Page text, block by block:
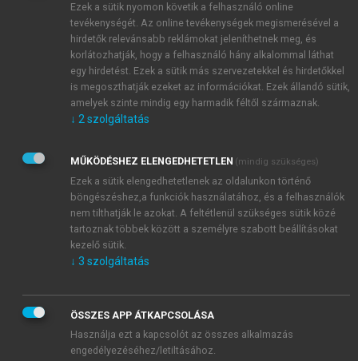
JELSZÓ ÚJRA
Kérek értesítést a MeRSZ újdonságairól, akcióiról.
Kérek értesítést az Akadémiai Kiadó Zrt. újdonságairól,
Adatkezelési tájékoztatóbanfoglaltakat tudomásul
veszem és elfogadom.
Általános vásárlási feltételeket, valamint a szotar.netés a
mersz.huoldalak licencszerződéseiben foglaltakat
tudomásul veszem és elfogadom.
KIPRÓBÁLOM
Ezek a sütik nyomon követik a felhasználó online
tevékenységét. Az online tevékenységek megismerésével a
hirdetők relevánsabb reklámokat jeleníthetnek meg, és
korlátozhatják, hogy a felhasználó hány alkalommal láthat
egy hirdetést. Ezek a sütik más szervezetekkel és hirdetőkkel
is megoszthatják ezeket az információkat. Ezek állandó sütik,
amelyek szinte mindig egy harmadik féltől származnak.
↓ 2 szolgáltatás
MŰKÖDÉSHEZ ELENGEDHETETLEN (mindig szükséges)
Ezek a sütik elengedhetetlenek az oldalunkon történő
böngészéshez,a funkciók használatához, és a felhasználók
nem tilthatják le azokat. A feltétlenül szükséges sütik közé
tartoznak többek között a személyre szabott beállításokat
kezelő sütik.
↓ 3 szolgáltatás
ÖSSZES APP ÁTKAPCSOLÁSA
Használja ezt a kapcsolót az összes alkalmazás
engedélyezéséhez/letiltásához.